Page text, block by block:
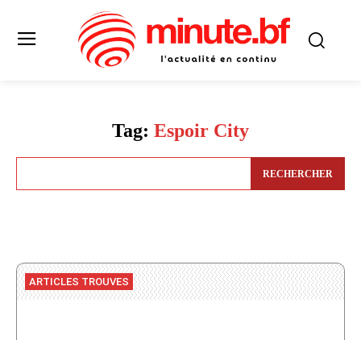
Tag: Espoir City
RECHERCHER
ARTICLES TROUVES